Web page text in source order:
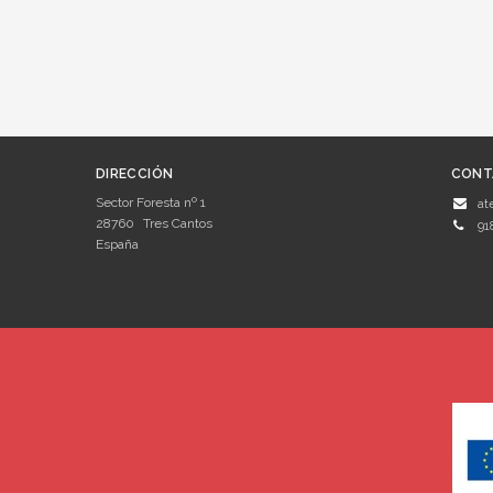
DIRECCIÓN
Sector Foresta nº 1
28760
Tres Cantos
España